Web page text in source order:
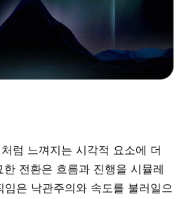
럼 느껴지는 시각적 요소에 더
전환은 흐름과 진행을 시뮬레
은 낙관주의와 속도를 불러일으